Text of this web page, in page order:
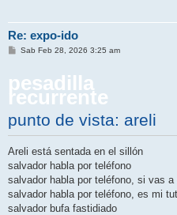
Re: expo-ido
M
s
a
j
e
Sab Feb 28, 2026 3:25 am
pesadilla
recurrente
punto de vista: areli
Areli está sentada en el sillón
salvador habla por teléfono
salvador habla por teléfono, si vas
salvador habla por teléfono, es mi
salvador bufa fastidiado